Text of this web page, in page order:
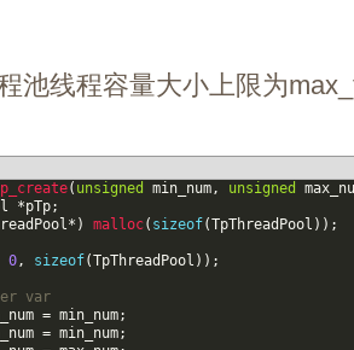
池线程容量大小上限为
( unsigned min_num, unsigned
*pTp;
* ) malloc( sizeof(TpThreadPool ) ) ;
0, sizeof(TpThreadPool ) ) ;
var
= min_num;
= min_num;